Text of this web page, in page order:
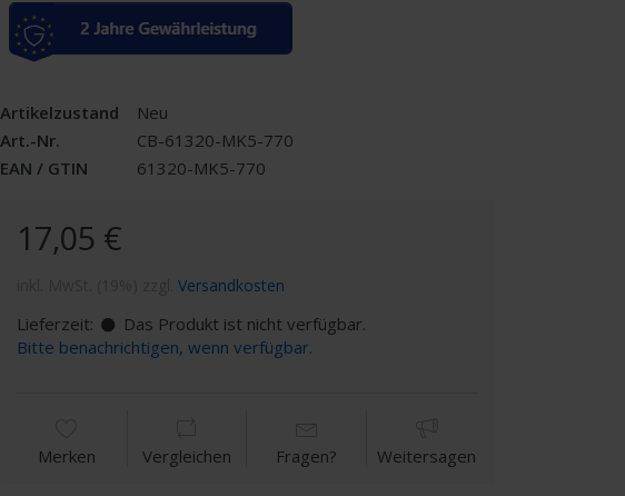
Artikelzustand
Neu
Art.-Nr.
CB-61320-MK5-770
EAN / GTIN
61320-MK5-770
17,05 €
Versandkosten
Lieferzeit:
Das Produkt ist nicht verfügbar.
Bitte benachrichtigen, wenn verfügbar.
Merken Vergleichen Fragen? Weitersagen